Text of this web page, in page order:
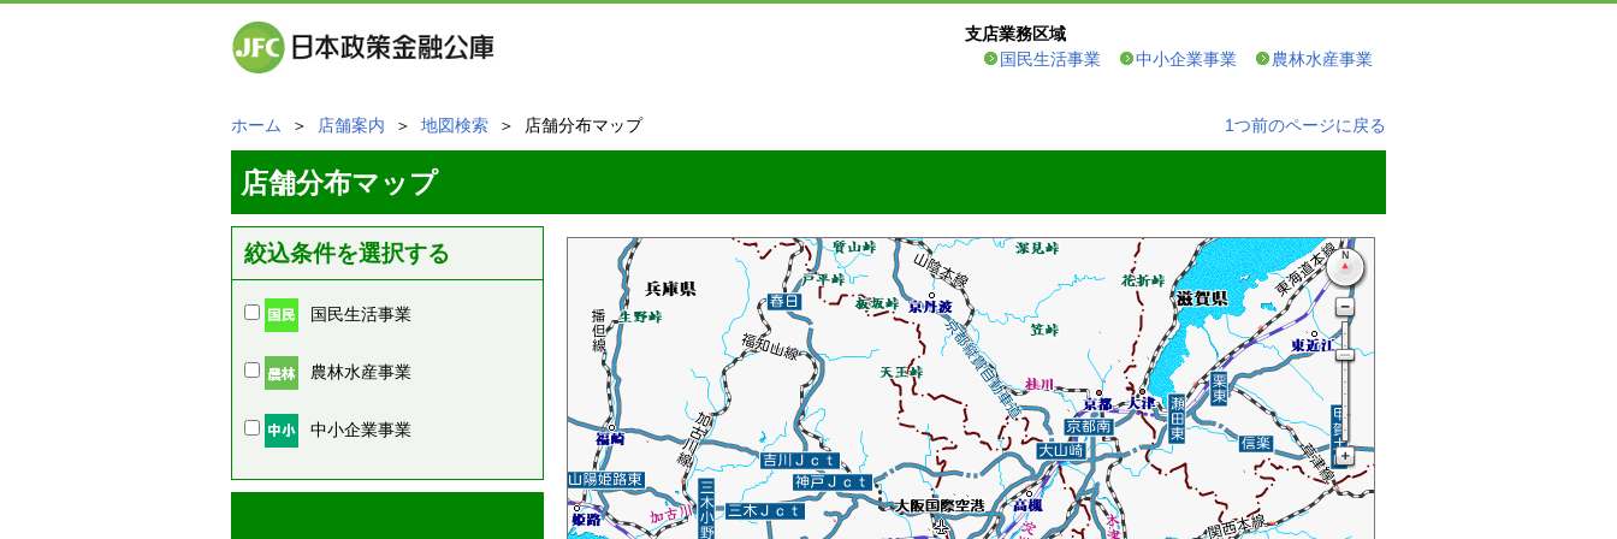
支店業務区域
国民生活事業
中小企業事業 農林水産事業
ホーム ＞ 店舗案内 ＞ 地図検索 ＞ 店舗分布マップ 1つ前のページに戻る
店舗分布マップ
絞込条件を選択する
国民生活事業
農林水産事業
中小企業事業